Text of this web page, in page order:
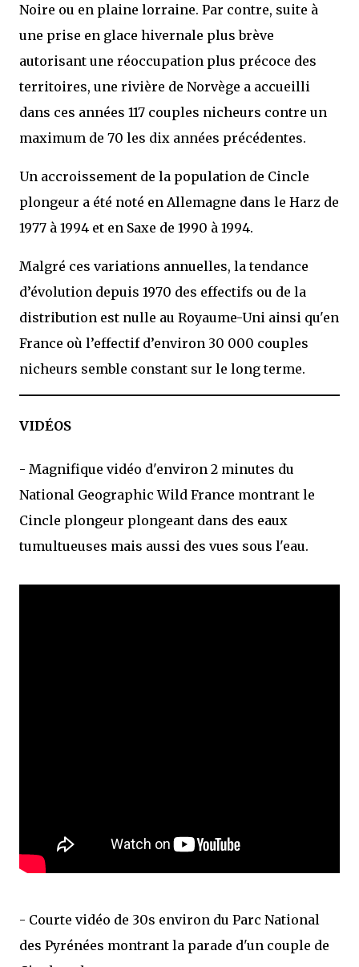
Noire ou en plaine lorraine. Par contre, suite à
une prise en glace hivernale plus brève
autorisant une réoccupation plus précoce des
territoires, une rivière de Norvège a accueilli
dans ces années 117 couples nicheurs contre un
maximum de 70 les dix années précédentes.
Un accroissement de la population de Cincle
plongeur a été noté en Allemagne dans le Harz de
1977 à 1994 et en Saxe de 1990 à 1994.
Malgré ces variations annuelles, la tendance
d’évolution depuis 1970 des effectifs ou de la
distribution est nulle au Royaume-Uni ainsi qu'en
France où l’effectif d’environ 30 000 couples
nicheurs semble constant sur le long terme.
VIDÉOS
- Magnifique vidéo d'environ 2 minutes du
National Geographic Wild France montrant le
Cincle plongeur plongeant dans des eaux
tumultueuses mais aussi des vues sous l'eau.
- Courte vidéo de 30s environ du Parc National
des Pyrénées montrant la parade d'un couple de